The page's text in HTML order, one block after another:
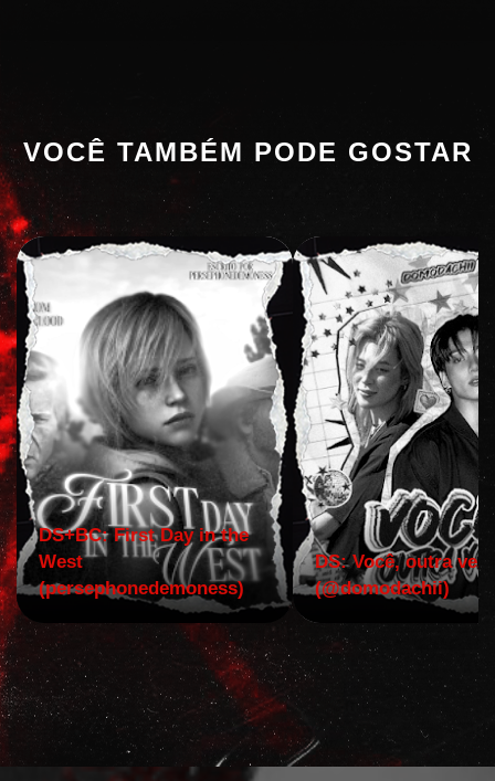
VOCÊ TAMBÉM PODE GOSTAR
DS+BC: First Day in the
West
(persephonedemoness)
DS: Você, outra vez!
(@domodachii)